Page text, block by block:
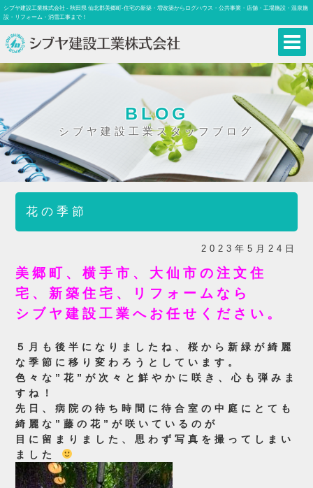
シブヤ建設工業株式会社 - 秋田県 仙北郡美郷町-住宅の新築・増改築からログハウス・公共事業・店舗・工場施設・温泉施
設・リフォーム・消雪工事まで！
BLOG
シブヤ建設工業スタッフブログ
花の季節
2023年5月24日
美郷町、横手市、大仙市の注文住
宅、新築住宅、リフォームなら
シブヤ建設工業へお任せください。
５月も後半になりましたね、桜から新緑が綺麗
な季節に移り変わろうとしています。
色々な”花”が次々と鮮やかに咲き、心も弾みま
すね！
先日、病院の待ち時間に待合室の中庭にとても
綺麗な”藤の花”が咲いているのが
目に留まりました、思わず写真を撮ってしまい
ました